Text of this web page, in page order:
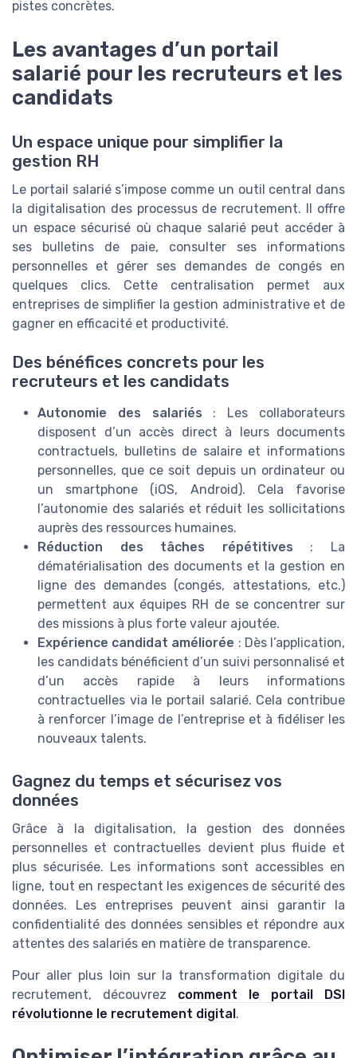
pistes concrètes.
Les avantages d’un portail
salarié pour les recruteurs et les
candidats
Un espace unique pour simplifier la
gestion RH
Le portail salarié s’impose comme un outil central dans
la digitalisation des processus de recrutement. Il offre
un espace sécurisé où chaque salarié peut accéder à
ses bulletins de paie, consulter ses informations
personnelles et gérer ses demandes de congés en
quelques clics. Cette centralisation permet aux
entreprises de simplifier la gestion administrative et de
gagner en efficacité et productivité.
Des bénéfices concrets pour les
recruteurs et les candidats
Autonomie des salariés : Les collaborateurs
disposent d’un accès direct à leurs documents
contractuels, bulletins de salaire et informations
personnelles, que ce soit depuis un ordinateur ou
un smartphone (iOS, Android). Cela favorise
l’autonomie des salariés et réduit les sollicitations
auprès des ressources humaines.
Réduction des tâches répétitives : La
dématérialisation des documents et la gestion en
ligne des demandes (congés, attestations, etc.)
permettent aux équipes RH de se concentrer sur
des missions à plus forte valeur ajoutée.
Expérience candidat améliorée : Dès l’application,
les candidats bénéficient d’un suivi personnalisé et
d’un accès rapide à leurs informations
contractuelles via le portail salarié. Cela contribue
à renforcer l’image de l’entreprise et à fidéliser les
nouveaux talents.
Gagnez du temps et sécurisez vos
données
Grâce à la digitalisation, la gestion des données
personnelles et contractuelles devient plus fluide et
plus sécurisée. Les informations sont accessibles en
ligne, tout en respectant les exigences de sécurité des
données. Les entreprises peuvent ainsi garantir la
confidentialité des données sensibles et répondre aux
attentes des salariés en matière de transparence.
Pour aller plus loin sur la transformation digitale du
recrutement, découvrez comment le portail DSI
révolutionne le recrutement digital .